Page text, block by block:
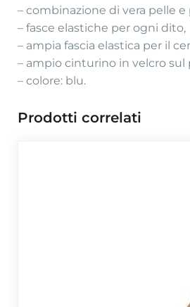
– combinazione di vera pelle e
– fasce elastiche per ogni dito,
– ampia fascia elastica per il
– ampio cinturino in velcro sul
– colore: blu.
Prodotti correlati